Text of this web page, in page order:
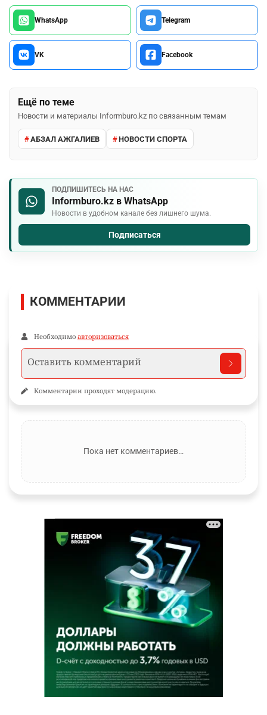
WhatsApp Telegram
VK Facebook
Ещё по теме
Новости и материалы Informburo.kz по связанным темам
АБЗАЛ АЖГАЛИЕВ НОВОСТИ СПОРТА
ПОДПИШИТЕСЬ НА НАС
Informburo.kz в WhatsApp
Новости в удобном канале без лишнего шума.
Подписаться
КОММЕНТАРИИ
Необходимо авторизоваться
Комментарии проходят модерацию.
Пока нет комментариев…